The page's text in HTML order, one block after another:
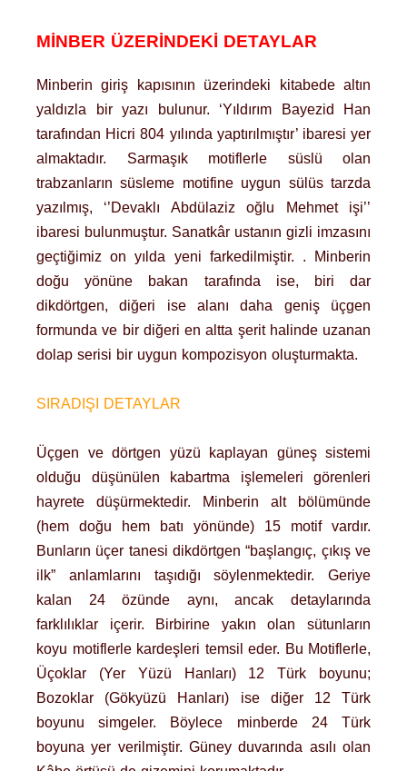
MİNBER ÜZERİNDEKİ DETAYLAR
Minberin giriş kapısının üzerindeki kitabede altın
yaldızla bir yazı bulunur. ‘Yıldırım Bayezid Han
tarafından Hicri 804 yılında yaptırılmıştır’ ibaresi yer
almaktadır. Sarmaşık motiflerle süslü olan
trabzanların süsleme motifine uygun sülüs tarzda
yazılmış, ‘’Devaklı Abdülaziz oğlu Mehmet işi’’
ibaresi bulunmuştur. Sanatkâr ustanın gizli imzasını
geçtiğimiz on yılda yeni farkedilmiştir. . Minberin
doğu yönüne bakan tarafında ise, biri dar
dikdörtgen, diğeri ise alanı daha geniş üçgen
formunda ve bir diğeri en altta şerit halinde uzanan
dolap serisi bir uygun kompozisyon oluşturmakta.
SIRADIŞI DETAYLAR
Üçgen ve dörtgen yüzü kaplayan güneş sistemi
olduğu düşünülen kabartma işlemeleri görenleri
hayrete düşürmektedir. Minberin alt bölümünde
(hem doğu hem batı yönünde) 15 motif vardır.
Bunların üçer tanesi dikdörtgen “başlangıç, çıkış ve
ilk” anlamlarını taşıdığı söylenmektedir. Geriye
kalan 24 özünde aynı, ancak detaylarında
farklılıklar içerir. Birbirine yakın olan sütunların
koyu motiflerle kardeşleri temsil eder. Bu Motiflerle,
Üçoklar (Yer Yüzü Hanları) 12 Türk boyunu;
Bozoklar (Gökyüzü Hanları) ise diğer 12 Türk
boyunu simgeler. Böylece minberde 24 Türk
boyuna yer verilmiştir. Güney duvarında asılı olan